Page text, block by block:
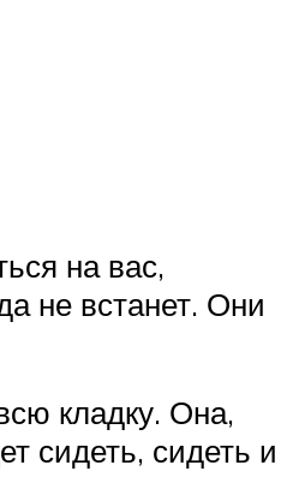
на вас,
не встанет. Они
кладку. Она,
сидеть, сидеть и